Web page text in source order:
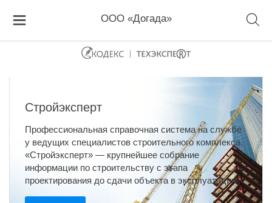
ООО «Догада»
Стройэксперт
Профессиональная справочная система на службе
у ведущих специалистов строительного комплекса.
«Стройэксперт» — крупнейшее собрание
информации по строительству с этапа
проектирования до сдачи объекта в эксплуатацию.